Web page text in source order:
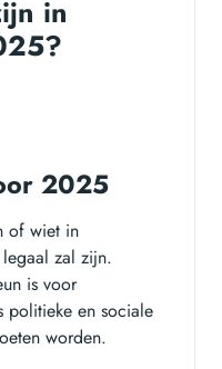
in
2025
of wiet in
zal zijn.
is voor
politieke en sociale
worden.